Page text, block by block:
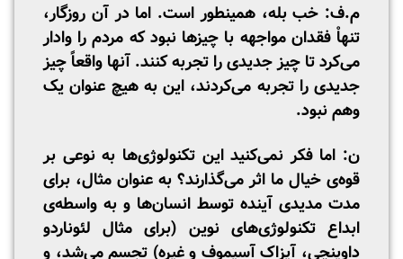
م.ف: خب بله، همینطور است. اما در آن روزگار،
تنهاْ فقدان مواجهه با چیزها نبود که مردم را وادار
می‌کرد تا چیز جدیدی را تجربه کنند. آنها واقعاً چیز
جدیدی را تجربه می‌کردند، این به هیچ عنوان یک
وهم نبود.
ن: اما فکر نمی‌کنید این تکنولوژی‌ها به نوعی بر
قوه‌ی خیال ما اثر می‌گذارند؟ به عنوان مثال، برای
مدت مدیدی آینده توسط انسان‌ها و به واسطه‌ی
ابداع تکنولوژی‌های نوین (برای مثال لئوناردو
داوینچی، آیزاک آسیموف و غیره) تجسم می‌شد، و